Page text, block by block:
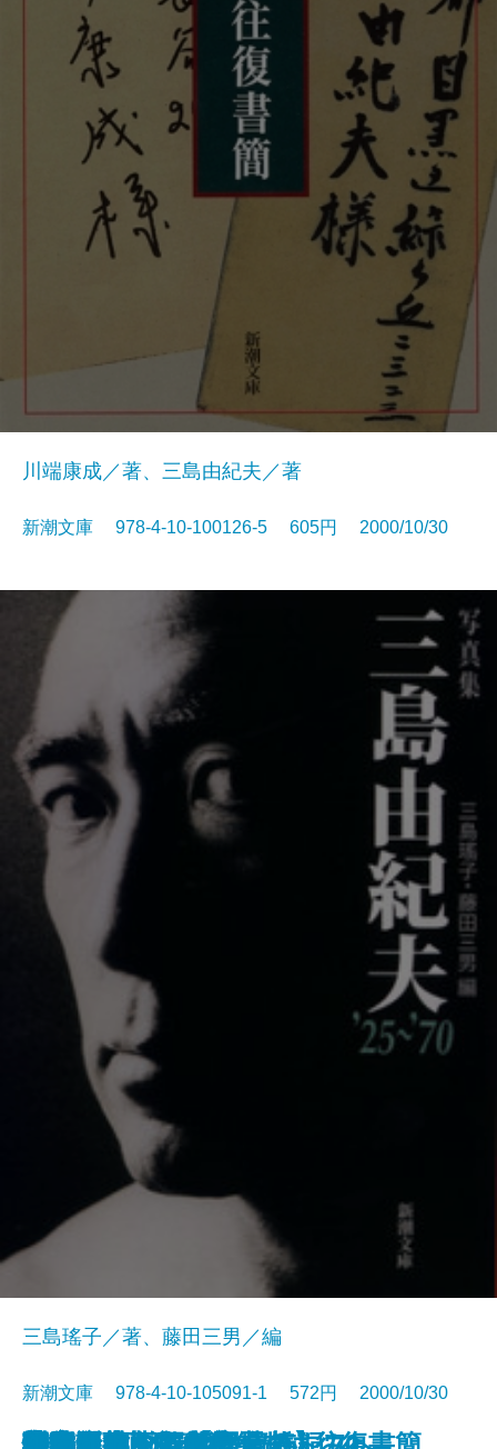
川端康成／著、三島由紀夫／著
新潮文庫 978-4-10-100126-5 605円 2000/10/30
三島瑤子／著、藤田三男／編
新潮文庫 978-4-10-105091-1 572円 2000/10/30